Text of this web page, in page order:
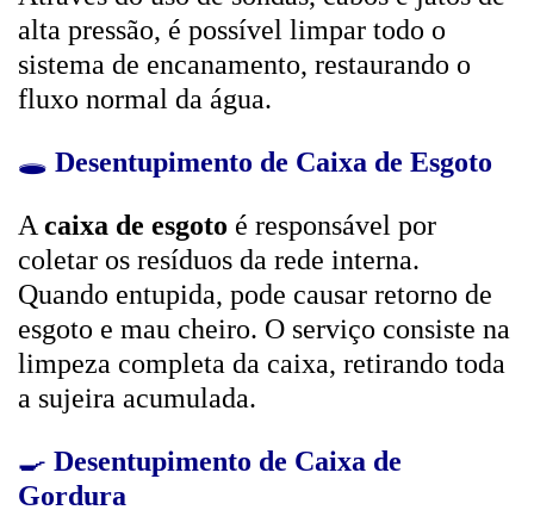
alta pressão, é possível limpar todo o
sistema de encanamento, restaurando o
fluxo normal da água.
🕳️ Desentupimento de Caixa de Esgoto
A caixa de esgoto é responsável por
coletar os resíduos da rede interna.
Quando entupida, pode causar retorno de
esgoto e mau cheiro. O serviço consiste na
limpeza completa da caixa, retirando toda
a sujeira acumulada.
🍳 Desentupimento de Caixa de
Gordura